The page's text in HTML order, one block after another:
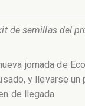
semillas del
jornada de
y llevarse
de llegada.